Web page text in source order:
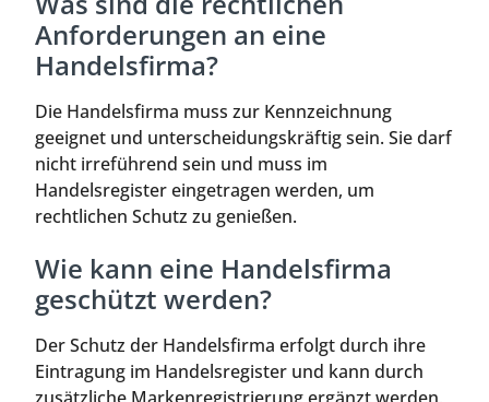
Anforderungen an eine
Handelsfirma?
Die Handelsfirma muss zur Kennzeichnung
geeignet und unterscheidungskräftig sein. Sie darf
nicht irreführend sein und muss im
Handelsregister eingetragen werden, um
rechtlichen Schutz zu genießen.
Wie kann eine Handelsfirma
geschützt werden?
Der Schutz der Handelsfirma erfolgt durch ihre
Eintragung im Handelsregister und kann durch